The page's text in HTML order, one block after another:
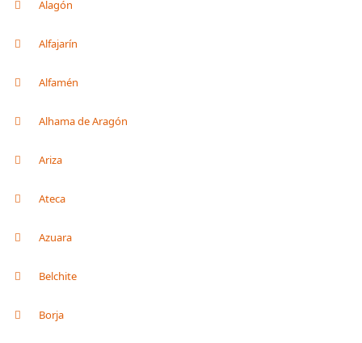
Alagón
Alfajarín
Alfamén
Alhama de Aragón
Ariza
Ateca
Azuara
Belchite
Borja